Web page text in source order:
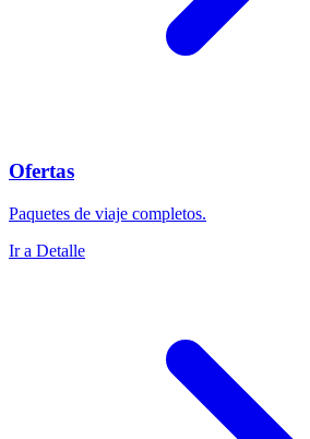
Ofertas
Paquetes de viaje completos.
Ir a Detalle